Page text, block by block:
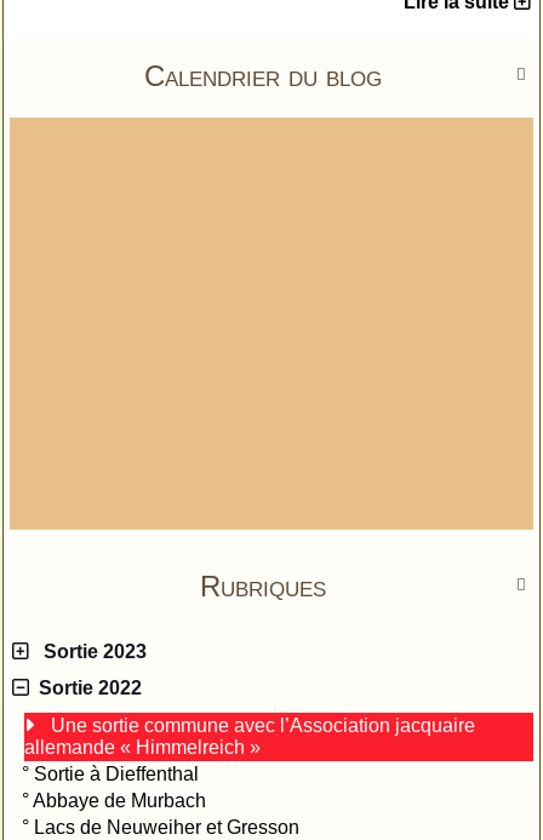

Calendrier du blog

Rubriques
Sortie 2023
Sortie 2022
Une sortie commune avec l’Association jacquaire
allemande « Himmelreich »
° Sortie à Dieffenthal
°Abbaye de Murbach
° Lacs de Neuweiher et Gresson